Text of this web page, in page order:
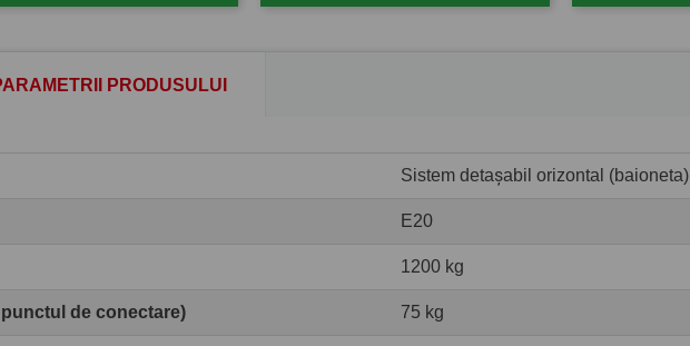
PRODUSULUI
Sistem detașabil orizontal (baioneta)
E20
1200 kg
de conectare) 75 kg